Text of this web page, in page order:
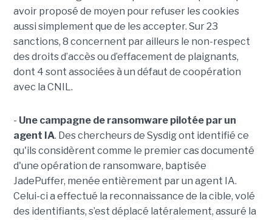
avoir proposé de moyen pour refuser les cookies
aussi simplement que de les accepter. Sur 23
sanctions, 8 concernent par ailleurs le non-respect
des droits d’accès ou d’effacement de plaignants,
dont 4 sont associées à un défaut de coopération
avec la CNIL.
- Une campagne de ransomware pilotée par un
agent IA. Des chercheurs de Sysdig ont identifié ce
qu'ils considèrent comme le premier cas documenté
d'une opération de ransomware, baptisée
JadePuffer, menée entièrement par un agent IA.
Celui-ci a effectué la reconnaissance de la cible, volé
des identifiants, s’est déplacé latéralement, assuré la